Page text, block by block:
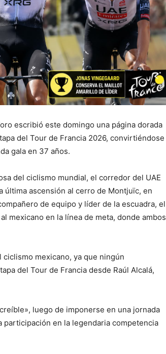
escribió este domingo una página dorada
del Tour de Francia 2026, convirtiéndose
gala en 37 años.
del ciclismo mundial, el corredor del UAE
última ascensión al cerro de Montjuïc, en
de equipo y líder de la escuadra, el
mexicano en la línea de meta, donde ambos
mexicano, ya que ningún
del Tour de Francia desde Raúl Alcalá,
luego de imponerse en una jornada
participación en la legendaria competencia